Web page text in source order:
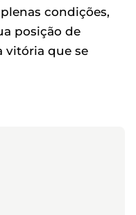
condições,
posição de
vitória que se